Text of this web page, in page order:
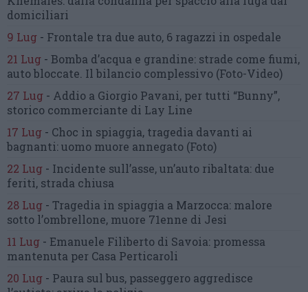
domiciliari
9 Lug - Frontale tra due auto, 6 ragazzi in ospedale
21 Lug - Bomba d’acqua e grandine: strade come fiumi,
auto bloccate. Il bilancio complessivo (Foto-Video)
27 Lug - Addio a Giorgio Pavani, per tutti “Bunny”,
storico commerciante di Lay Line
17 Lug - Choc in spiaggia, tragedia davanti ai
bagnanti:uomo muore annegato (Foto)
22 Lug - Incidente sull’asse, un’auto ribaltata: due
feriti, strada chiusa
28 Lug - Tragedia in spiaggia a Marzocca: malore
sotto l’ombrellone, muore 71enne di Jesi
11 Lug - Emanuele Filiberto di Savoia: promessa
mantenuta per Casa Perticaroli
20 Lug - Paura sul bus, passeggero aggredisce